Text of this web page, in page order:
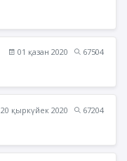
01 қазан 2020
67504
20 қыркүйек 2020
67204